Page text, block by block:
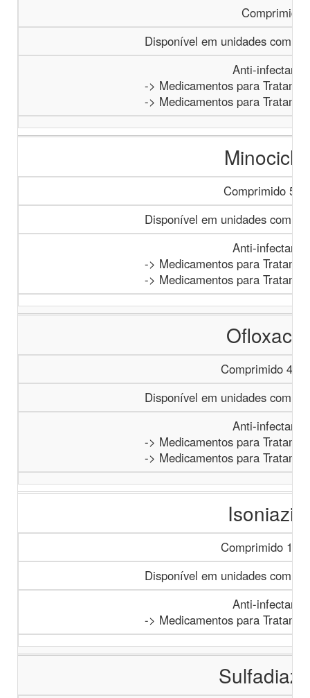
Comprimido
Disponível em unidades com
Anti-
-> Medicamentos para
-> Medicamentos para
Comprimido 50
Disponível em unidades com
Anti-
-> Medicamentos para
-> Medicamentos para
Comprimido 400
Disponível em unidades com
Anti-
-> Medicamentos para
-> Medicamentos para
Comprimido 100
Disponível em unidades com
Anti-
-> Medicamentos para